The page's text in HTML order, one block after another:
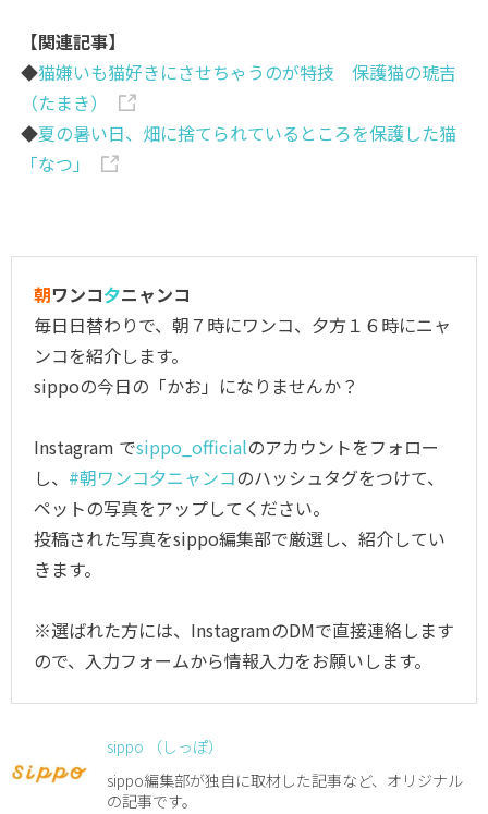
【関連記事】
◆猫嫌いも猫好きにさせちゃうのが特技 保護猫の琥吉
（たまき）
◆夏の暑い日、畑に捨てられているところを保護した猫
「なつ」
朝ワンコ夕ニャンコ
毎日日替わりで、朝７時にワンコ、夕方１６時にニャ
ンコを紹介します。
sippoの今日の「かお」になりませんか？
Instagram でsippo_officialのアカウントをフォロー
し、 #朝ワンコ夕ニャンコのハッシュタグをつけて、
ペットの写真をアップしてください。
投稿された写真をsippo編集部で厳選し、紹介してい
きます。
※選ばれた方には、InstagramのDMで直接連絡します
ので、入力フォームから情報入力をお願いします。
sippo （しっぽ）
sippo編集部が独自に取材した記事など、オリジナル
の記事です。